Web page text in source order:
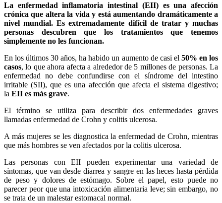
La enfermedad inflamatoria intestinal (EII) es una afección
crónica que altera la vida y está aumentando dramáticamente a
nivel mundial. Es extremadamente difícil de tratar y muchas
personas descubren que los tratamientos que tenemos
simplemente no les funcionan.
En los últimos 30 años, ha habido un aumento de casi el 50% en los
casos, lo que ahora afecta a alrededor de 5 millones de personas. La
enfermedad no debe confundirse con el síndrome del intestino
irritable (SII), que es una afección que afecta el sistema digestivo;
la EII es más grave.
El término se utiliza para describir dos enfermedades graves
llamadas enfermedad de Crohn y colitis ulcerosa.
A más mujeres se les diagnostica la enfermedad de Crohn, mientras
que más hombres se ven afectados por la colitis ulcerosa.
Las personas con EII pueden experimentar una variedad de
síntomas, que van desde diarrea y sangre en las heces hasta pérdida
de peso y dolores de estómago. Sobre el papel, esto puede no
parecer peor que una intoxicación alimentaria leve; sin embargo, no
se trata de un malestar estomacal normal.